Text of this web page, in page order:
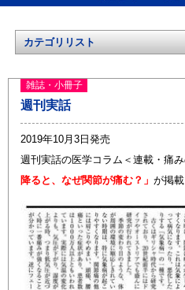
カテゴリリスト
雑誌・小冊子
週刊実話
2019年10月3日発売
週刊実話の医学コラム＜連載・痛
降ると、なぜ関節が痛む？」 が掲載